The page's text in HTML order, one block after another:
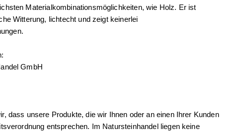
Materialkombinationsmöglichkeiten, wie Holz. Er ist
Witterung, lichtecht und zeigt keinerlei
GmbH
dass unsere Produkte, die wir Ihnen oder an einen Ihrer Kunden
entsprechen. Im Natursteinhandel liegen keine